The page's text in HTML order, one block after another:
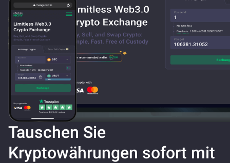
Tauschen Sie
Kryptowährungen sofort mit